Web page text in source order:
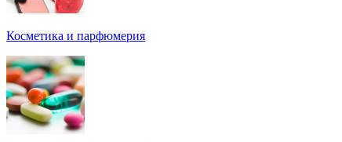
Косметика и парфюмерия